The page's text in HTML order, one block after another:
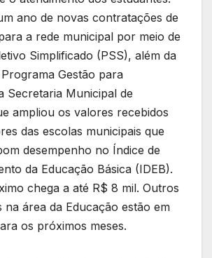
ano de novas contratações de
a rede municipal por meio de
Simplificado (PSS), além da
Gestão para
Secretaria Municipal de
ampliou os valores recebidos
das escolas municipais que
desempenho no Índice de
da Educação Básica (IDEB).
chega a até R$ 8 mil. Outros
na área da Educação estão em
os próximos meses.